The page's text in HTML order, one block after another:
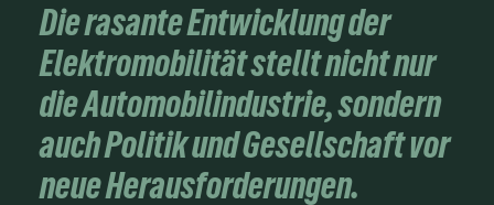
Die rasante Entwicklung der
Elektromobilität stellt nicht nur
die Automobilindustrie, sondern
auch Politik und Gesellschaft vor
neue Herausforderungen.